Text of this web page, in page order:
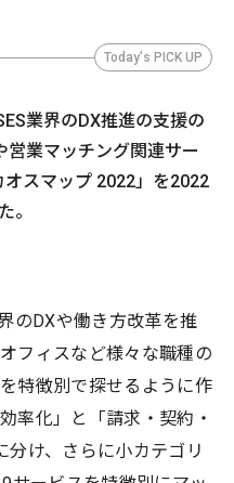
Today's PICK UP
業界のDX推進の支援の
営業マッチング関連サー
オスマップ 2022」を2022
。
のDXや働き方改革を推
フィスなど様々な職種の
特徴別で探せるように作
率化」と「請求・契約・
け、さらに小カテゴリ